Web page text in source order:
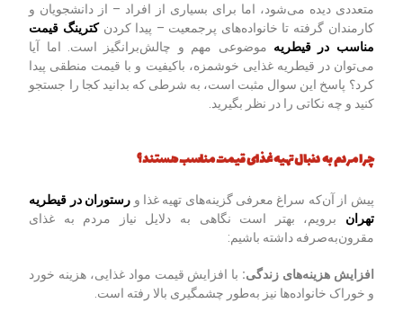
متعددی دیده می‌شود، اما برای بسیاری از افراد – از دانشجویان و
کارمندان گرفته تا خانواده‌های پرجمعیت – پیدا کردنکترینگ قیمت
مناسب در قیطریه موضوعی مهم و چالش‌برانگیز است. اما آیا
می‌توان در قیطریه غذایی خوشمزه، باکیفیت و با قیمت منطقی پیدا
کرد؟ پاسخ این سوال مثبت است، به شرطی که بدانید کجا را جستجو
کنید و چه نکاتی را در نظر بگیرید.
چرا مردم به دنبال تهیه غذای قیمت مناسب هستند؟
پیش از آن‌که سراغ معرفی گزینه‌های تهیه غذا و رستوران در قیطریه
تهران برویم، بهتر است نگاهی به دلایل نیاز مردم به غذای
مقرون‌به‌صرفه داشته باشیم:
افزایش هزینه‌های زندگی: با افزایش قیمت مواد غذایی، هزینه خورد
و خوراک خانواده‌ها نیز به‌طور چشمگیری بالا رفته است.